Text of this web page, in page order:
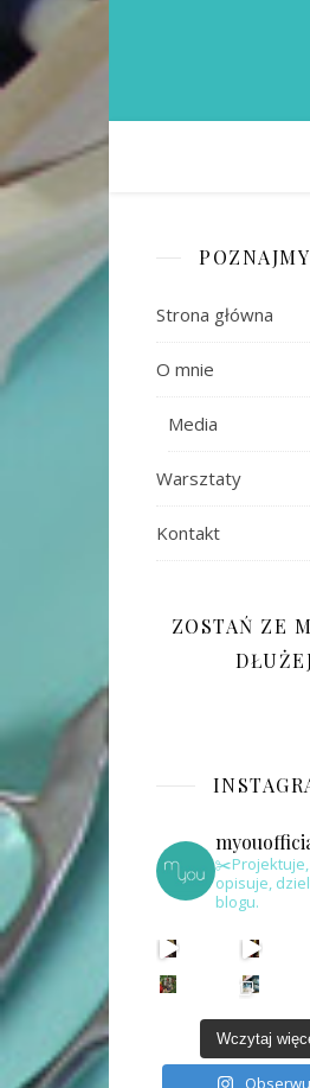
Strona główna
O mnie
Media
Warsztaty
Kontakt
ZOSTAŃ ZE
✂️Projektuje,
opisuje,
blogu.
Wczytaj